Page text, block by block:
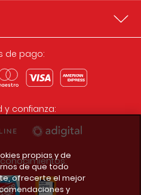
de pago:
y confianza:
propias y de
de que todo
ofrecerte el mejor
y